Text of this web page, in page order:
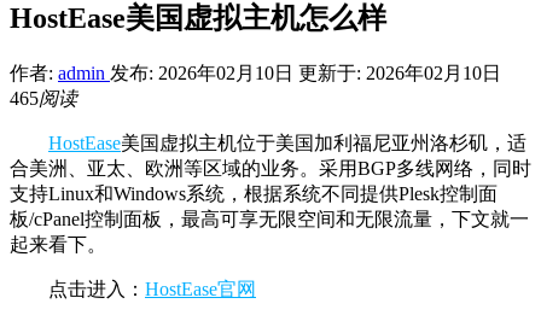
HostEase美国虚拟主机怎么样
作者: admin 发布: 2026年02月10日 更新于: 2026年02月10日
465阅读
HostEase美国虚拟主机位于美国加利福尼亚州洛杉矶，适
合美洲、亚太、欧洲等区域的业务。采用BGP多线网络，同时
支持Linux和Windows系统，根据系统不同提供Plesk控制面
板/cPanel控制面板，最高可享无限空间和无限流量，下文就一
起来看下。
点击进入： HostEase官网